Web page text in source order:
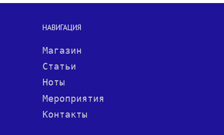
НАВИГАЦИЯ
Магазин
Статьи
Ноты
Мероприятия
Контакты